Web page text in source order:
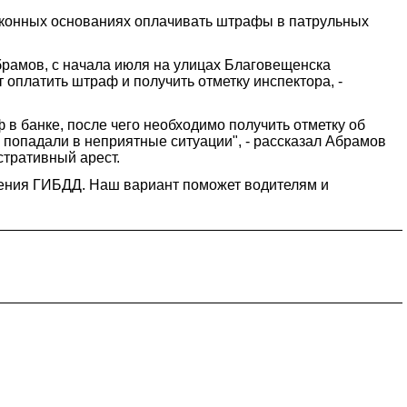
основаниях оплачивать штрафы в патрульных
с начала июля на улицах Благовещенска
штраф и получить отметку инспектора, -
после чего необходимо получить отметку об
в неприятные ситуации", - рассказал Абрамов
арест.
ГИБДД. Наш вариант поможет водителям и